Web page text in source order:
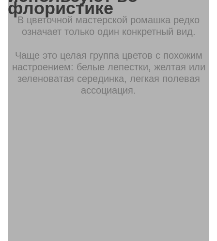
флористике
В цветочной мастерской ромашка редко
означает только один конкретный вид.
Чаще это целая группа цветов с похожим
настроением: белые лепестки, желтая или
зеленоватая серединка, легкая полевая
ассоциация.